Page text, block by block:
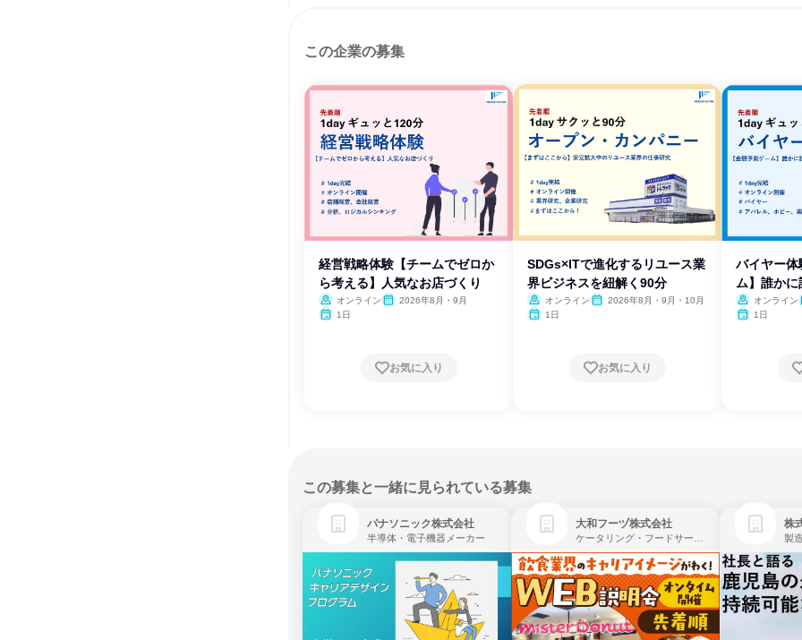
この企業の募集
経営戦略体験【チームでゼロか
ら考える】人気なお店づくり
オンライン
2026年8月・9月
1日
お気に入り
SDGs×ITで進化するリユース業
界ビジネスを紐解く90分
オンライン
2026年8月・9月・10月
1日
お気に入り
バイヤー体
ム】誰か
魅力オンライン
1日
この募集と一緒に見られている募集
パナソニック株式会社
半導体・電子機器メーカー
大和フーヅ株式会社 株
製